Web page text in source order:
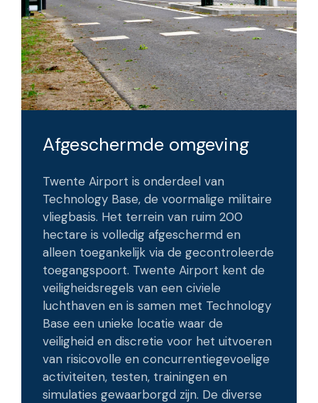
Afgeschermde omgeving
Twente Airport is onderdeel van
Technology Base, de voormalige militaire
vliegbasis. Het terrein van ruim 200
hectare is volledig afgeschermd en
alleen toegankelijk via de gecontroleerde
toegangspoort. Twente Airport kent de
veiligheidsregels van een civiele
luchthaven en is samen met Technology
Base een unieke locatie waar de
veiligheid en discretie voor het uitvoeren
van risicovolle en concurrentiegevoelige
activiteiten, testen, trainingen en
simulaties gewaarborgd zijn. De diverse